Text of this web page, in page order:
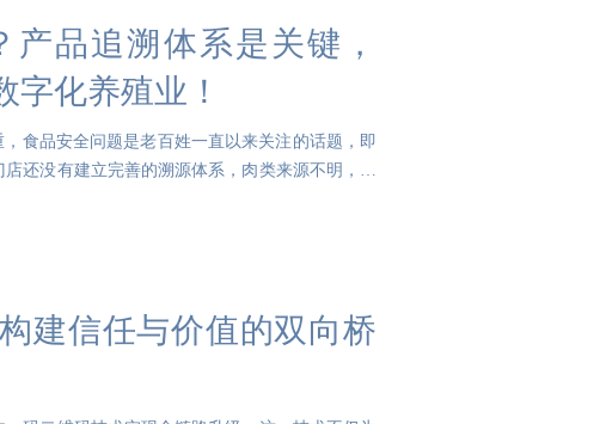
品追溯体系是关键，
字化养殖业！
食品安全问题是老百姓一直以来关注的话题，即
还没有建立完善的溯源体系，肉类来源不明，去
建信任与价值的双向桥